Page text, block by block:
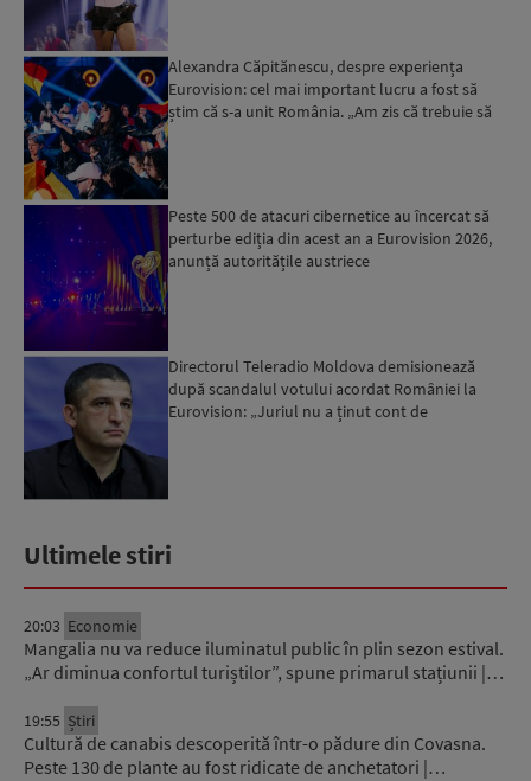
Alexandra Căpitănescu, despre experiența
Eurovision: cel mai important lucru a fost să
știm că s-a unit România. „Am zis că trebuie să
Peste 500 de atacuri cibernetice au încercat să
perturbe ediția din acest an a Eurovision 2026,
anunță autoritățile austriece
Directorul Teleradio Moldova demisionează
după scandalul votului acordat României la
Eurovision: „Juriul nu a ținut cont de
Ultimele stiri
20:03 Economie
Mangalia nu va reduce iluminatul public în plin sezon estival.
„Ar diminua confortul turiștilor”, spune primarul stațiunii |…
19:55 Știri
Cultură de canabis descoperită într-o pădure din Covasna.
Peste 130 de plante au fost ridicate de anchetatori |…